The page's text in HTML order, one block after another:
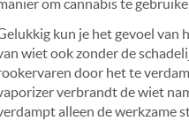
om cannabis te
kun je het gevoel van
wiet ook zonder de
door het te
verbrandt de wiet
alleen de werkzame